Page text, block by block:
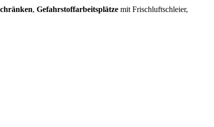
, Gefahrstoffarbeitsplätze mit Frischluftschleier,